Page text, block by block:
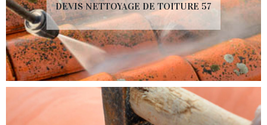
DEVIS NETTOYAGE DE TOITURE 57